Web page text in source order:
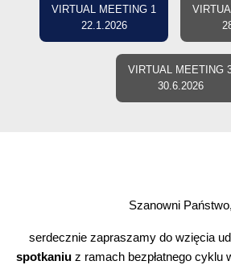
VIRTUAL MEETING 1
22.1.2026
VIRTUAL MEETING
30.6.2026
Szanowni Państwo,
serdecznie zapraszamy do wzięcia
spotkaniu z ramach bezpłatnego cyklu